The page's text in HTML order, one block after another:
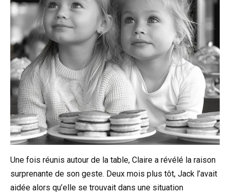
Une fois réunis autour de la table, Claire a révélé la raison
surprenante de son geste. Deux mois plus tôt, Jack l’avait
aidée alors qu’elle se trouvait dans une situation